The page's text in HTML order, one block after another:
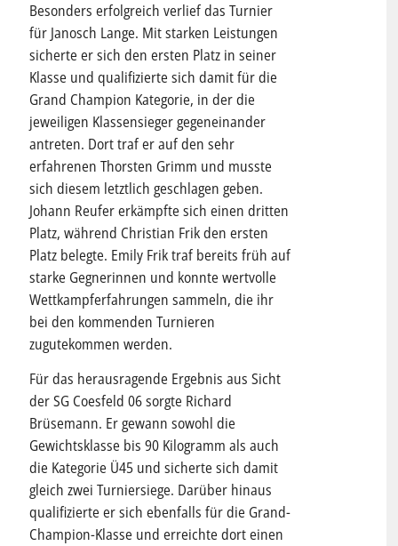
Besonders erfolgreich verlief das Turnier
für Janosch Lange. Mit starken Leistungen
sicherte er sich den ersten Platz in seiner
Klasse und qualifizierte sich damit für die
Grand Champion Kategorie, in der die
jeweiligen Klassensieger gegeneinander
antreten. Dort traf er auf den sehr
erfahrenen Thorsten Grimm und musste
sich diesem letztlich geschlagen geben.
Johann Reufer erkämpfte sich einen dritten
Platz, während Christian Frik den ersten
Platz belegte. Emily Frik traf bereits früh auf
starke Gegnerinnen und konnte wertvolle
Wettkampferfahrungen sammeln, die ihr
bei den kommenden Turnieren
zugutekommen werden.
Für das herausragende Ergebnis aus Sicht
der SG Coesfeld 06 sorgte Richard
Brüsemann. Er gewann sowohl die
Gewichtsklasse bis 90 Kilogramm als auch
die Kategorie Ü45 und sicherte sich damit
gleich zwei Turniersiege. Darüber hinaus
qualifizierte er sich ebenfalls für die Grand-
Champion-Klasse und erreichte dort einen